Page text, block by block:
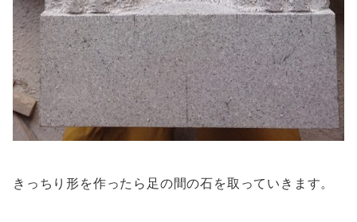
きっちり形を作ったら足の間の石を取っていきます。